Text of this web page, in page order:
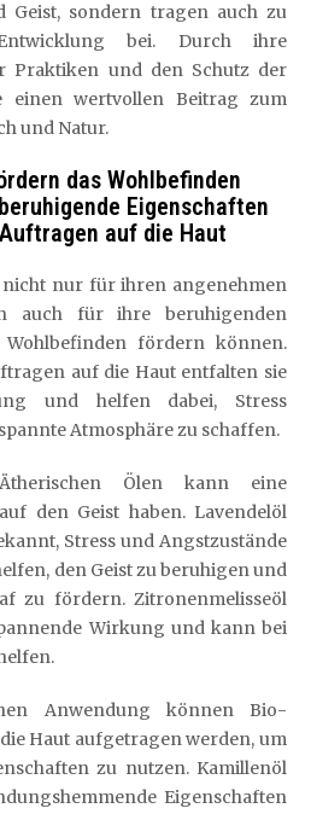
Geist, sondern tragen auch zu
bei. Durch ihre
Praktiken und den Schutz der
einen wertvollen Beitrag zum
und Natur.
das Wohlbefinden
Eigenschaften
auf die Haut
nicht nur für ihren angenehmen
auch für ihre beruhigenden
Wohlbefinden fördern können.
auf die Haut entfalten sie
und helfen dabei, Stress
Atmosphäre zu schaffen.
Ölen kann eine
den Geist haben. Lavendelöl
Stress und Angstzustände
den Geist zu beruhigen und
zu fördern. Zitronenmelisseöl
Wirkung und kann bei
Anwendung können Bio-
Haut aufgetragen werden, um
zu nutzen. Kamillenöl
Eigenschaften